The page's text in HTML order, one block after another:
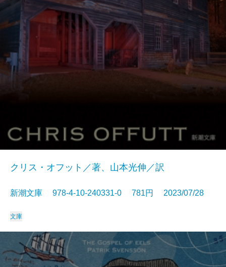
クリス・オフット／著、山本光伸／訳
新潮文庫 978-4-10-240331-0 781円 2023/07/28
文庫